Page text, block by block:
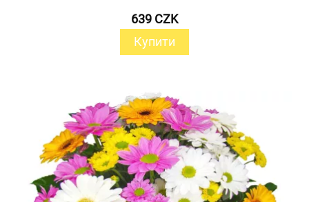
639 CZK
Купити